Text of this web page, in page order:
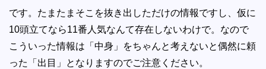
です。たまたまそこを抜き出しただけの情報ですし、仮に
10頭立てなら11番人気なんて存在しないわけで。なので
こういった情報は「中身」をちゃんと考えないと偶然に頼
った「出目」となりますのでご注意ください。